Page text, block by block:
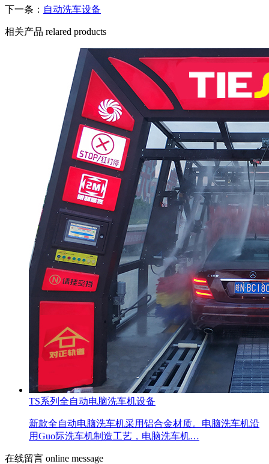
下一条： 自动洗车设备
相关产品 relared products
TS系列全自动电脑洗车机设备
新款全自动电脑洗车机采用铝合金材质。电脑洗车机沿
用Guo际洗车机制造工艺，电脑洗车机…
在线留言 online message